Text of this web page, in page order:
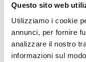
Questo sito web
Utilizziamo i cookie
annunci, per fornire
analizzare il nostro
informazioni sul
understanding of
with and shape
local challenges.